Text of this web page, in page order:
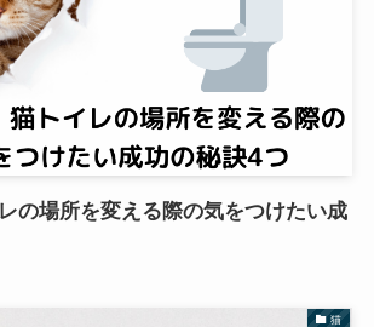
の場所を変える際の気をつけたい成
猫